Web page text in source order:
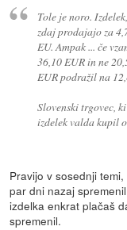
Tole je noro.
zdaj prodajajo za
EU. Ampak ... če
36,10 EUR in ne
EUR podražil na
Slovenski trgovec,
izdelek valda kupil
Pravijo v sosednji
par dni nazaj
izdelka enkrat plačaš
spremenil.